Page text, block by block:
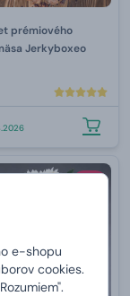
e-shopu
cookies.
prémiového
Jerkyboxeo